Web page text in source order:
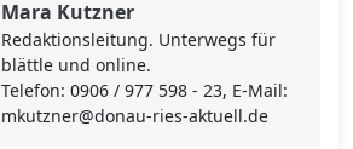
Mara Kutzner
Redaktionsleitung. Unterwegs für
blättle und online.
Telefon: 0906 / 977 598 - 23, E-Mail:
mkutzner@donau-ries-aktuell.de